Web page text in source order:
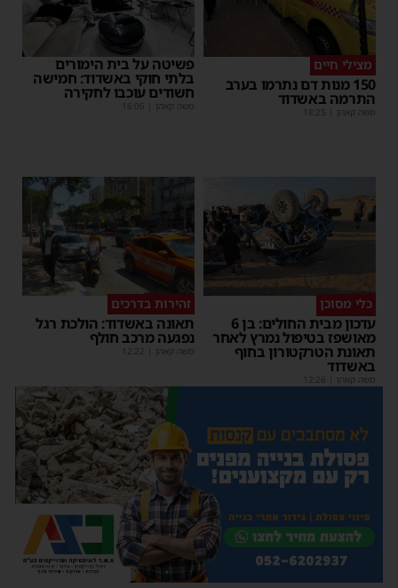
מצילי חיים
150 מנות דם נתרמו בערב
התרמה באשדוד
משה קאהן 18:25
פשיטה על בית הימורים
בלתי חוקי באשדוד: חמישה
חשודים עוכבו לחקירה
משה קאהן 16:06
כלי מסוכן
עדכון מבית החולים: בן 6
מאושפז בטיפול נמרץ לאחר
תאונת הטרקטורון בחוף
באשדוד
משה קאהן 12:26
זהירות בדרכים
תאונה באשדוד: הולכת רגל
נפגעה מרכב חולף
משה קאהן 12:22